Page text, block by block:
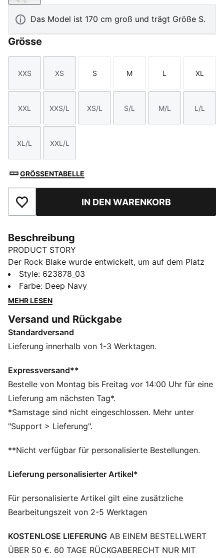
Das Model ist 170 cm groß und trägt Größe S.
Grösse
Größe
XXS
Größe
XS
Größe
S
Größe
M
Größe
L
Größe
XL
Größe
XXL
Größe
XXS/L
Größe
XS/L
Größe
S/L
Größe
M/L
Größe
L/L
Größe
XL/L
Größe
XXL/L
GRÖSSENTABELLE
Zu Favoriten hinzufügenIN DEN WARENKORB
Beschreibung
PRODUCT STORY
Der Rock Blake wurde entwickelt, um auf dem Platz
das Beste aus deinem Spiel herauszuholen, und
kombiniert schlichten Stil mit modernsten technischen
Funktionen. Sein PWRSHAPE-Bund ist in vier
den du beim Abschlag für Loch 18 benötigst.
FEATURES + VORTEILE
Hergestellt aus mindestens 30 % recycelten
DETAILS
Performance Fit
124 g/m², Webware
Gebondeter Bund
Vier-Wege-Stretch- und Flatlock-Nähte
Figurformender PWRSHAPE-Bund bietet maximalen
Style: 623878_03
Farbe: Deep Navy
MEHR LESEN
Versand und Rückgabe
Standardversand
Lieferung innerhalb von 1-3 Werktagen.
Expressversand**
Bestelle von Montag bis Freitag vor 14:00 Uhr für eine
Lieferung am nächsten Tag*.
*Samstage sind nicht eingeschlossen. Mehr unter
"Support > Lieferung".
**Nicht verfügbar für personalisierte Bestellungen.
Lieferung personalisierter Artikel*
Für personalisierte Artikel gilt eine zusätzliche
Bearbeitungszeit von 2-5 Werktagen
KOSTENLOSE LIEFERUNG AB EINEM BESTELLWERT
ÜBER 50 €. 60 TAGE RÜCKGABERECHT NUR MIT